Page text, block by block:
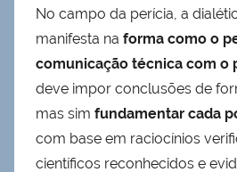
No campo da perícia, a
manifesta na forma como o
comunicação técnica com o
deve impor conclusões de
mas sim fundamentar cada
com base em raciocínios
científicos reconhecidos e